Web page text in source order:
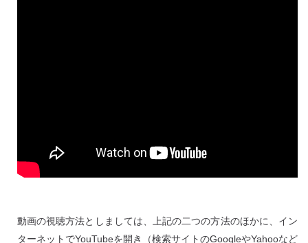
動画の視聴方法としましては、上記の二つの方法のほかに、イン
ターネットでYouTubeを開き（検索サイトのGoogleやYahooなど